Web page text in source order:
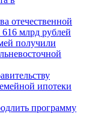
отечественной
млрд рублей
получили
ипотеки
программу